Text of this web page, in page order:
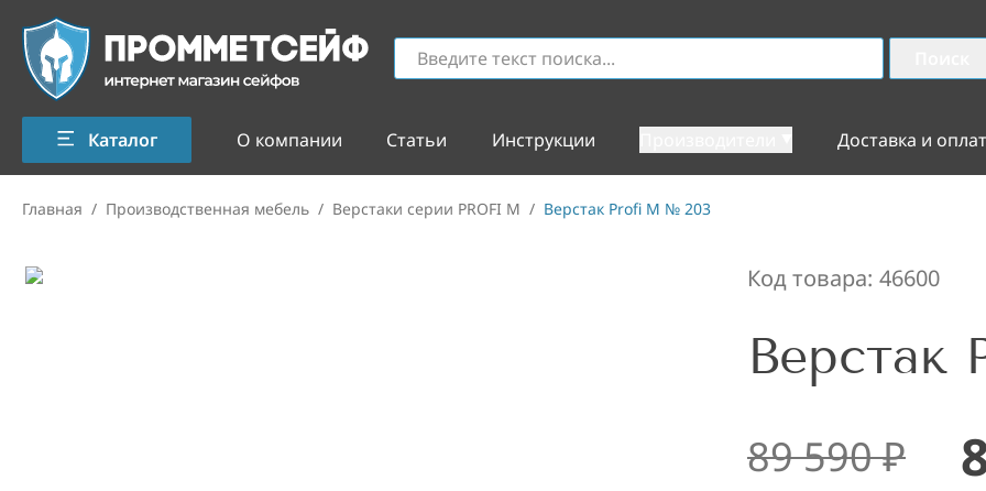
Каталог О компании Статьи Инструкции Доставка и
Главная / Производственная мебель / Верстаки серии PROFI M / Верстак Profi M № 203
Код товара: 46600
89 590₽